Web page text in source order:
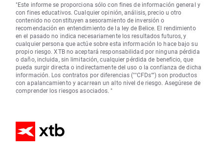
"Este informe se proporciona sólo con fines de información general y
con fines educativos. Cualquier opinión, análisis, precio u otro
contenido no constituyen asesoramiento de inversión o
recomendación en entendimiento de la ley de Belice. El rendimiento
en el pasado no indica necesariamente los resultados futuros, y
cualquier persona que actúe sobre esta información lo hace bajo su
propio riesgo. XTB no aceptará responsabilidad por ninguna pérdida
o daño, incluida, sin limitación, cualquier pérdida de beneficio, que
pueda surgir directa o indirectamente del uso o la confianza de dicha
información. Los contratos por diferencias (""CFDs"") son productos
con apalancamiento y acarrean un alto nivel de riesgo. Asegúrese de
comprender los riesgos asociados. "